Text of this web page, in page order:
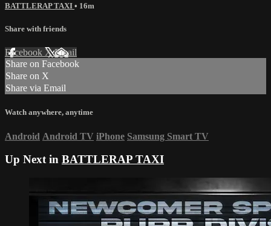
BATTLERAP TAXI • 16m
Share with friends
Facebook XEmail
Share on Facebook
Share on X
Share via Email
Watch anywhere, anytime
Android Android TV iPhone Samsung Smart TV
Up Next in BATTLERAP TAXI